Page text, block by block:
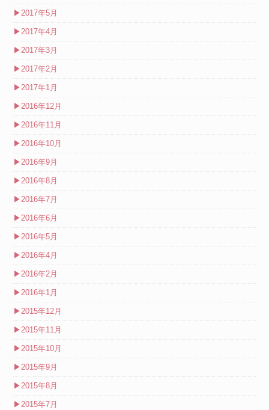
▶2017年5月
▶2017年4月
▶2017年3月
▶2017年2月
▶2017年1月
▶2016年12月
▶2016年11月
▶2016年10月
▶2016年9月
▶2016年8月
▶2016年7月
▶2016年6月
▶2016年5月
▶2016年4月
▶2016年2月
▶2016年1月
▶2015年12月
▶2015年11月
▶2015年10月
▶2015年9月
▶2015年8月
▶2015年7月